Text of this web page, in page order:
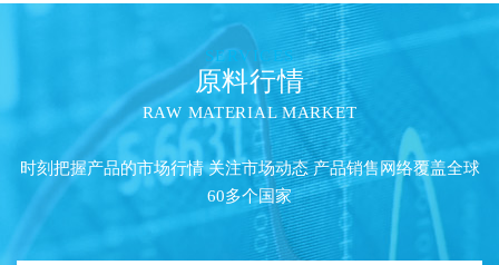
SERVICES
原料行情
RAW MATERIAL MARKET
时刻把握产品的市场行情 关注市场动态 产品销售网络覆盖全球
60多个国家